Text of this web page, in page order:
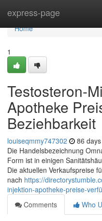
express-page
Home
Home
1
Testosteron-
Apotheke
Beziehbarkeit
louiseqmmy747302 86
Die Handelsbezeichnung
Form ist in einigen
Die aktuellen Verkaufspreise
nach https://
injektion-apotheke-preise-
Comments
Who